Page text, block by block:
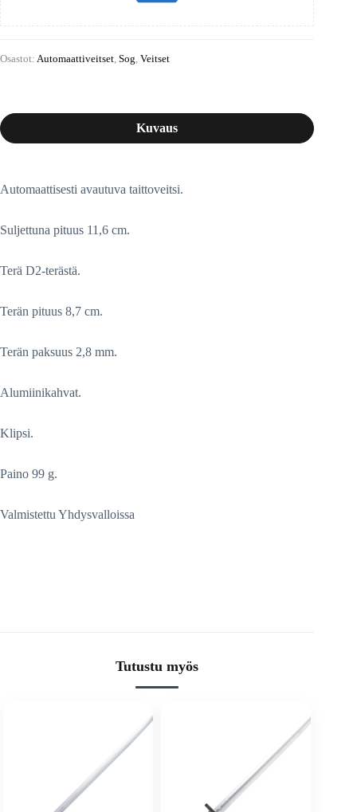
Osastot: Automaattiveitset Sog Veitset
Kuvaus
Automaattisesti avautuva taittoveitsi.
Suljettuna pituus 11,6 cm.
Terä D2-terästä.
Terän pituus 8,7 cm.
Terän paksuus 2,8 mm.
Alumiinikahvat.
Klipsi.
Paino 99 g.
Valmistettu Yhdysvalloissa
Tutustu myös